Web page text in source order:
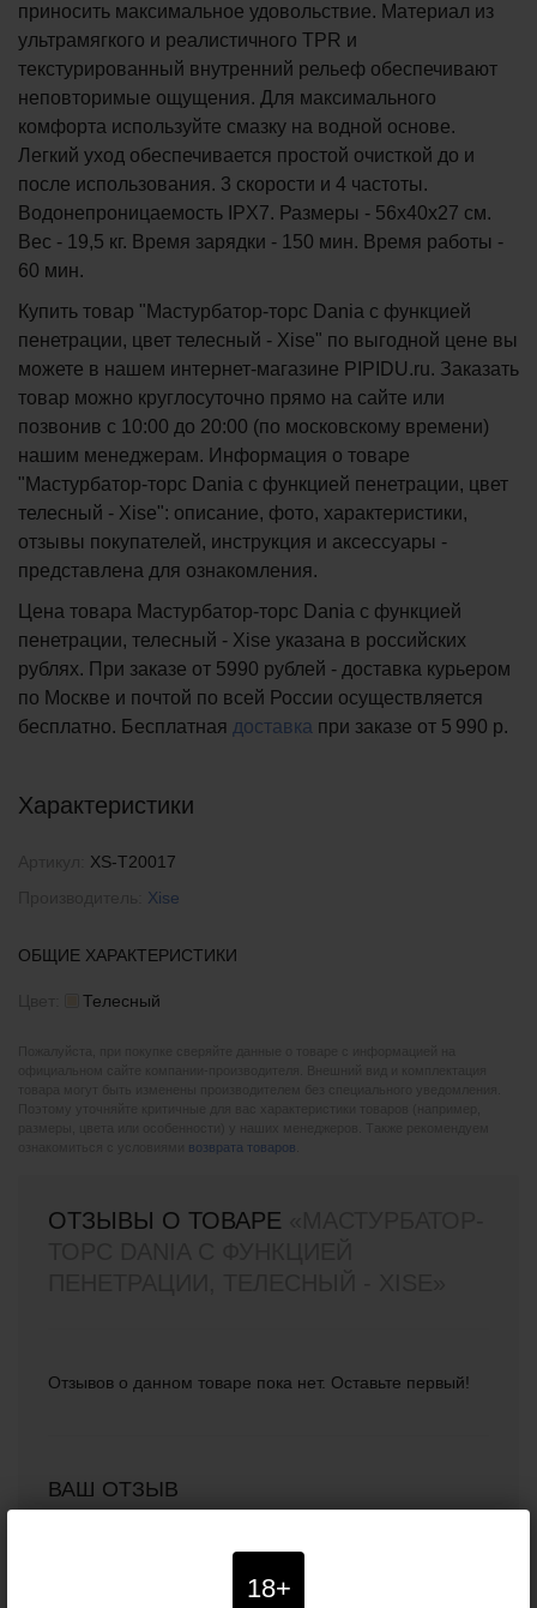
18+
приносить максимальное удовольствие. Материал из
ультрамягкого и реалистичного TPR и
текстурированный внутренний рельеф обеспечивают
неповторимые ощущения. Для максимального
комфорта используйте смазку на водной основе.
Легкий уход обеспечивается простой очисткой до и
после использования. 3 скорости и 4 частоты.
Водонепроницаемость IPX7. Размеры - 56х40х27 см.
Вес - 19,5 кг. Время зарядки - 150 мин. Время работы -
60 мин.
Купить товар "Мастурбатор-торс Dania с функцией
пенетрации, цвет телесный - Xise" по выгодной цене вы
можете в нашем интернет-магазине PIPIDU.ru. Заказать
товар можно круглосуточно прямо на сайте или
позвонив с 10:00 до 20:00 (по московскому времени)
нашим менеджерам. Информация о товаре
"Мастурбатор-торс Dania с функцией пенетрации, цвет
телесный - Xise": описание, фото, характеристики,
отзывы покупателей, инструкция и аксессуары -
представлена для ознакомления.
Цена товара Мастурбатор-торс Dania с функцией
пенетрации, телесный - Xise указана в российских
рублях. При заказе от 5990 рублей - доставка курьером
по Москве и почтой по всей России осуществляется
бесплатно. Бесплатная доставка при заказе от 5 990 р.
Характеристики
XS-T20017
Xise
ОБЩИЕ ХАРАКТЕРИСТИКИ
Телесный
возврата товаров
ОТЗЫВЫ О ТОВАРЕ
Отзывов о данном товаре пока нет. Оставьте первый!
ВАШ ОТЗЫВ